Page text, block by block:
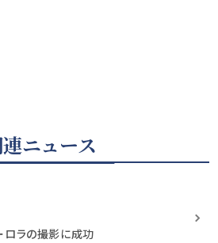
ニュース
ロラの撮影に成功